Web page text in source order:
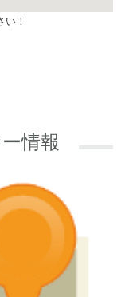
！
情報